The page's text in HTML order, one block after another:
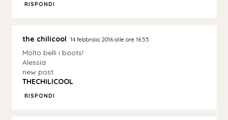
RISPONDI
the chilicool 14 febbraio 2016 alle ore 16:55
Molto belli i boots!
Alessia
new post
THECHILICOOL
RISPONDI